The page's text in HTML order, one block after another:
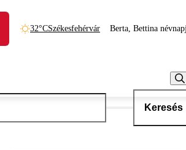
32°CSzékesfehérvár Berta, Bettina
Keresés